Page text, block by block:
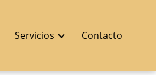
Servicios Contacto